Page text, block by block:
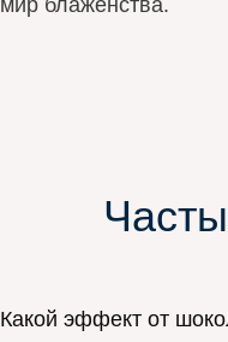
мир блаженства.
Какой эффект от